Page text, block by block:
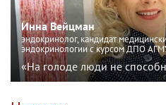
Инна Вейцман
эндокринолог, кандидат
эндокринологии с курсом ДПО
«На голоде люди не